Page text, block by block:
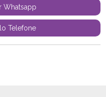
Whatsapp
Telefone